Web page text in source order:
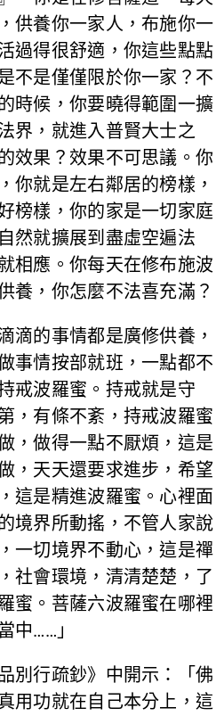
供養你一家人，布施你一
過得很舒適，你這些點點
不是僅僅限於你一家？不
時候，你要曉得範圍一擴
界，就進入普賢大士之
效果？效果不可思議。你
你就是左右鄰居的榜樣，
榜樣，你的家是一切家庭
然就擴展到盡虛空遍法
相應。你每天在修布施波
養，你怎麼不法喜充滿？
滴的事情都是廣修供養，
事情按部就班，一點都不
戒波羅蜜。持戒就是守
，有條不紊，持戒波羅蜜
，做得一點不厭煩，這是
，天天還要求進步，希望
這是精進波羅蜜。心裡面
境界所動搖，不管人家說
一切境界不動心，這是禪
社會環境，清清楚楚，了
蜜。菩薩六波羅蜜在哪裡
中……」
別行疏鈔》中開示：「佛
用功就在自己本分上，這